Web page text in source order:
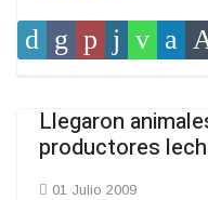
Llegaron
productores
01 Julio 2009